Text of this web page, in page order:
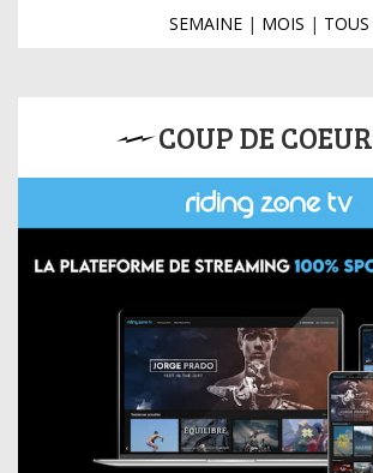
SEMAINE| MOIS | TOUS
COUP DE COEUR